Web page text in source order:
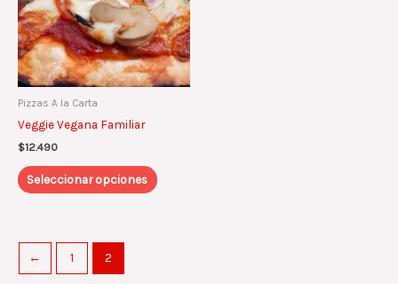
Pizzas A la Carta
Veggie Vegana Familiar
$12.490
Seleccionar opciones
Las
opciones
se
pueden
elegir
producto
← 1 2